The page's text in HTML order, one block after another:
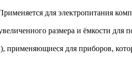
для электропитания
размера и ёмкости для
для приборов,